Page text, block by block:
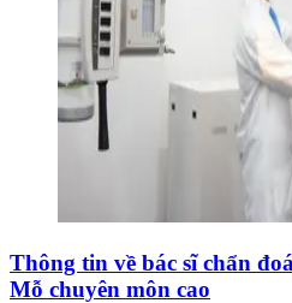
Thông tin về bác sĩ chẩn
Mỗ chuyên môn cao